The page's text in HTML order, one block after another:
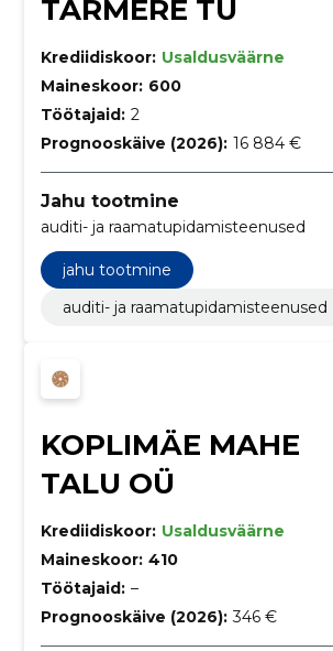
TARMERE TÜ
Krediidiskoor: Usaldusväärne
Maineskoor: 600
Töötajaid: 2
Prognooskäive (2026): 16 884 €
Jahu tootmine
auditi- ja raamatupidamisteenused
jahu tootmine
auditi- ja raamatupidamisteenused
KOPLIMÄE MAHE
TALU OÜ
Krediidiskoor: Usaldusväärne
Maineskoor: 410
Töötajaid: –
Prognooskäive (2026): 346 €